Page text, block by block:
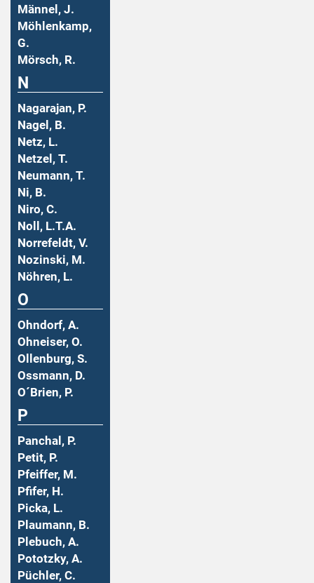
Männel, J.
Möhlenkamp,
G.
Mörsch, R.
N
Nagarajan, P.
Nagel, B.
Netz, L.
Netzel, T.
Neumann, T.
Ni, B.
Niro, C.
Noll, L.T.A.
Norrefeldt, V.
Nozinski, M.
Nöhren, L.
O
Ohndorf, A.
Ohneiser, O.
Ollenburg, S.
Ossmann, D.
O´Brien, P.
P
Panchal, P.
Petit, P.
Pfeiffer, M.
Pfifer, H.
Picka, L.
Plaumann, B.
Plebuch, A.
Pototzky, A.
Püchler, C.